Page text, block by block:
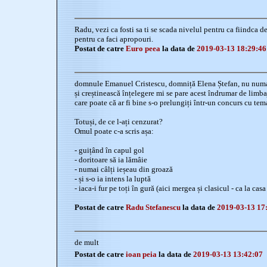
Radu, vezi ca fosti sa ti se scada nivelul pentru ca fiindca
pentru ca faci apropouri.
Postat de catre Euro peea la data de 2019-03-13 18:29:46
domnule Emanuel Cristescu, domniță Elena Ștefan, nu
și creștinească înțelegere mi se pare acest îndrumar de
care poate că ar fi bine s-o prelungiți într-un concurs cu
Totuși, de ce l-ați cenzurat?
Omul poate c-a scris așa:
- guițând în capul gol
- doritoare să ia lămâie
- numai câlți ieșeau din groază
- și s-o ia intens la luptă
- iaca-i fur pe toți în gură (aici mergea și clasicul - ca la
Postat de catre Radu Stefanescu la data de 2019-03-13
de mult
Postat de catre ioan peia la data de 2019-03-13 13:42:07